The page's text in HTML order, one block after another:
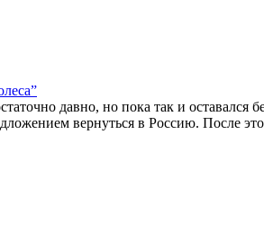
давно, но пока так и
вернуться в Россию. После